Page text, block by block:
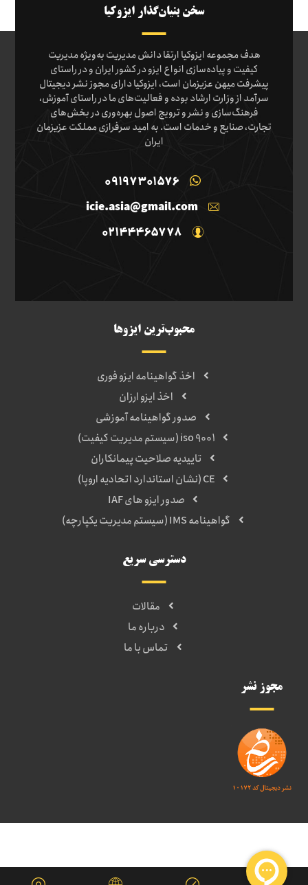
سخن بنیان‌گذار ایزوکیا
هدف مجموعه ایزوکیا ارتقا دانش مدیریت به‌ویژه مدیریت
کیفیت و پیاده‌سازی انواع ایزو در کشور ایران و در راستای
پیشرفت میهن عزیزمان است، ایزوکیا دارای مجوز نشر دیجیتال
سرآمد از وزارت ارشاد بوده و فعالیت‌های ما در راستای آموزش،
فرهنگ‌سازی و نشر و ترویج اصول بهره‌وری در بخش‌های
تجارت، صنایع و خدمات است. به امید سرفرازی مملکت عزیزمان
ایران
09197301576
icie.asia@gmail.com
02144465778
محبوب‌ترین ایزوها
اخذ گواهینامه ایزو فوری
اخذ ایزو ارزان
صدور گواهینامه آموزشی
iso 9001 (سیستم مدیریت کیفیت)
تاییدیه صلاحیت پیمانکاران
CE (نشان استاندارد اتحادیه اروپا)
صدور ایزو های IAF
گواهینامه IMS (سیستم مدیریت یکپارچه)
دسترسی سریع
مقالات
درباره ما
تماس با ما
مجوز نشر